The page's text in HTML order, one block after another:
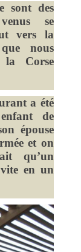
sont des
se
vers la
nous
Corse
a été
de
épouse
et on
qu’un
vite en un